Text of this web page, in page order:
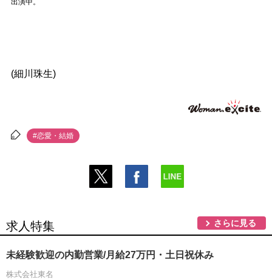
出演中。
(細川珠生)
#恋愛・結婚
求人特集 さらに見る
未経験歓迎の内勤営業/月給27万円・土日祝休み
株式会社東名